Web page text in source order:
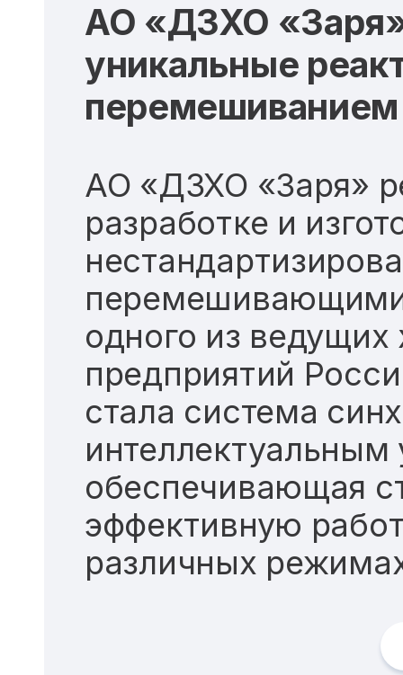
АО «ДЗХО
уникальные
перемешиванием
АО «ДЗХО «Заря»
разработке и
одного из ведущих
предприятий
стала система
обеспечивающая
эффективную
различных